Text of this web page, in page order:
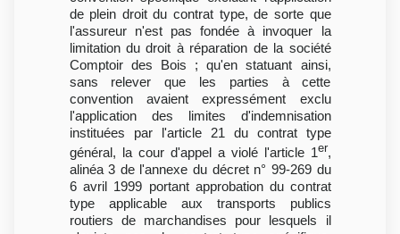
de plein droit du contrat type, de sorte que
l'assureur n'est pas fondée à invoquer la
limitation du droit à réparation de la société
Comptoir des Bois ; qu'en statuant ainsi,
sans relever que les parties à cette
convention avaient expressément exclu
l'application des limites d'indemnisation
instituées par l'article 21 du contrat type
général, la cour d'appel a violé l'article 1er,
alinéa 3 de l'annexe du décret n° 99-269 du
6 avril 1999 portant approbation du contrat
type applicable aux transports publics
routiers de marchandises pour lesquels il